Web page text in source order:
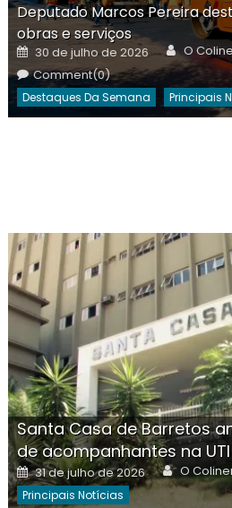
Deputado Marcos Pereira
obras e serviços
Posted
on
30 de julho de 2026 Author
O
Comment(0)
Destaques Da Semana Principais
Santa Casa de Barretos
de acompanhantes na UTI
Posted
on
31 de julho de 2026 Author
O
Principais Notícias